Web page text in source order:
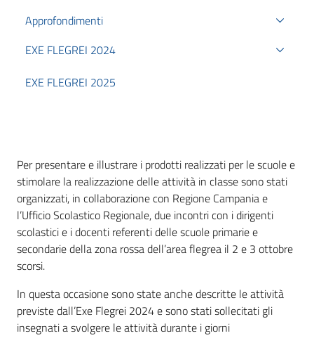
Approfondimenti
EXE FLEGREI 2024
EXE FLEGREI 2025
Per presentare e illustrare i prodotti realizzati per le scuole e
stimolare la realizzazione delle attività in classe sono stati
organizzati, in collaborazione con Regione Campania e
l’Ufficio Scolastico Regionale, due incontri con i dirigenti
scolastici e i docenti referenti delle scuole primarie e
secondarie della zona rossa dell’area flegrea il 2 e 3 ottobre
scorsi.
In questa occasione sono state anche descritte le attività
previste dall’Exe Flegrei 2024 e sono stati sollecitati gli
insegnati a svolgere le attività durante i giorni